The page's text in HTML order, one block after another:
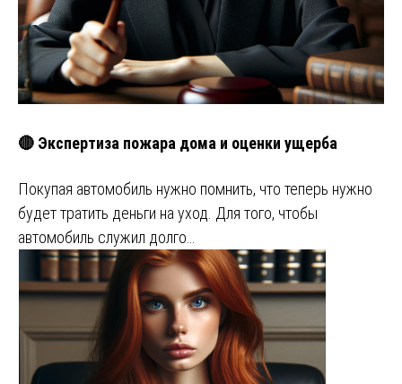
🔴 Экспертиза пожара дома и оценки ущерба
Покупая автомобиль нужно помнить, что теперь нужно
будет тратить деньги на уход. Для того, чтобы
автомобиль служил долго…